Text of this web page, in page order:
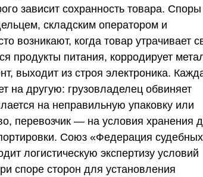
зависит сохранность товара. Споры
складским оператором и
возникают, когда товар утрачивает
продукты питания, корродирует
выходит из строя электроника.
на другую: грузовладелец обвиняет
на неправильную упаковку или
перевозчик — на условия хранения
Союз «Федерация судебных
логистическую экспертизу условий
споре сторон для установления